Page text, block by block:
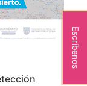
Escríbenos